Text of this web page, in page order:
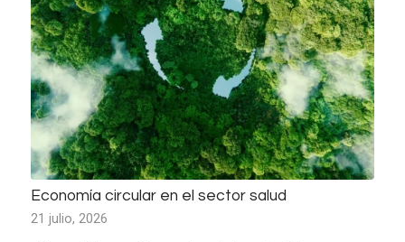
Economía circular en el sector salud
21 julio, 2026